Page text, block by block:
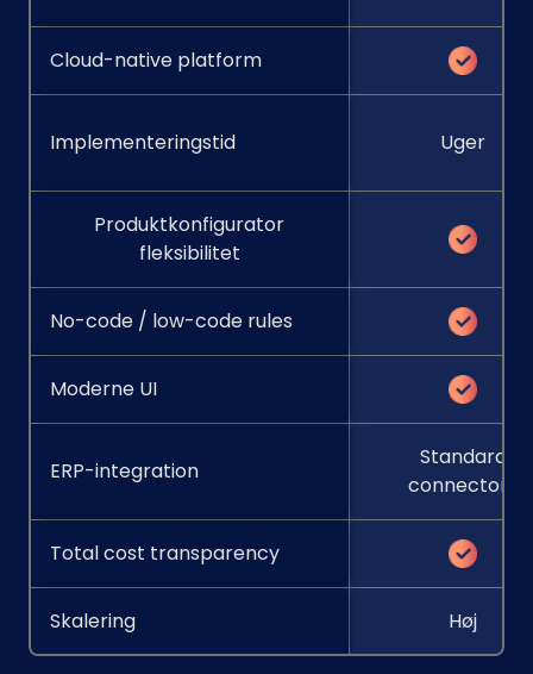
Cloud-native platform
Implementeringstid Uger
Produktkonfigurator
fleksibilitet
No-code / low-code rules
Moderne UI
ERP-integration
Standard
connectors
Total cost transparency
Skalering Høj